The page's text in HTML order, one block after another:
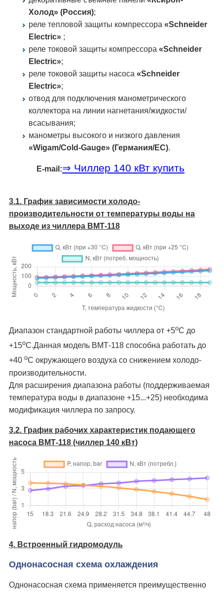
Холод» (Россия);
реле тепловой защиты компрессора «Schneider
Electric» ;
реле токовой защиты компрессора «Schneider
Electric»;
реле токовой защиты насоса «Schneider
Electric»;
отвод для подключения манометрического
коллектора на линии нагнетания/жидкости/
всасывания;
манометры высокого и низкого давления
«Wigam/Cold-Gauge» (Германия/ЕС).
E-mail:⇒ Чиллер 140 кВт купить
3.1. График зависимости холодо­
производительности от температуры воды на
выходе из чиллера ВМТ-118
Диапазон стандартной работы чиллера от +5оC до
+15оC.Данная модель ВМТ-118 способна работать до
+40 оC окружающего воздуха со снижением холодо­
производительности.
Для расширения диапазона работы (поддерживаемая
температура воды в диапазоне +15...+25) необходима
модификация чиллера по запросу.
3.2. График рабочих характеристик подающего
насоса ВМТ-118 (чиллер 140 кВт)
4. Встроенный гидромодуль
Однонасосная схема охлаждения
Однонасосная схема применяется преимущественно